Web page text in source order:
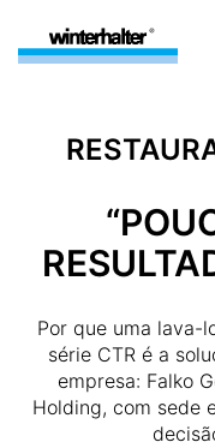
Por que uma lava-
série CTR é a
empresa: Falko
Holding, com sede